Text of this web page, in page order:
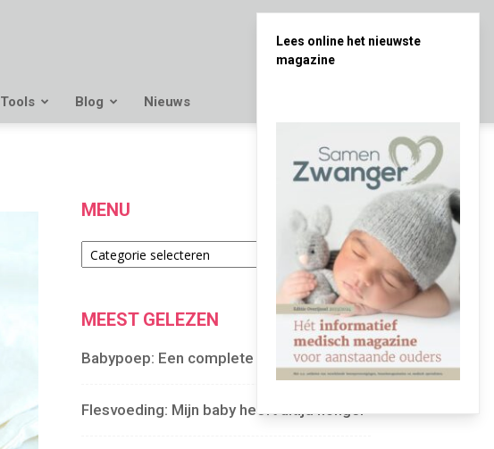
Tools Blog Nieuws
MENU
Menu
MEEST GELEZEN
Babypoep: Een complete gids
Flesvoeding: Mijn baby heeft altijd honger
Lees online het nieuwste
magazine